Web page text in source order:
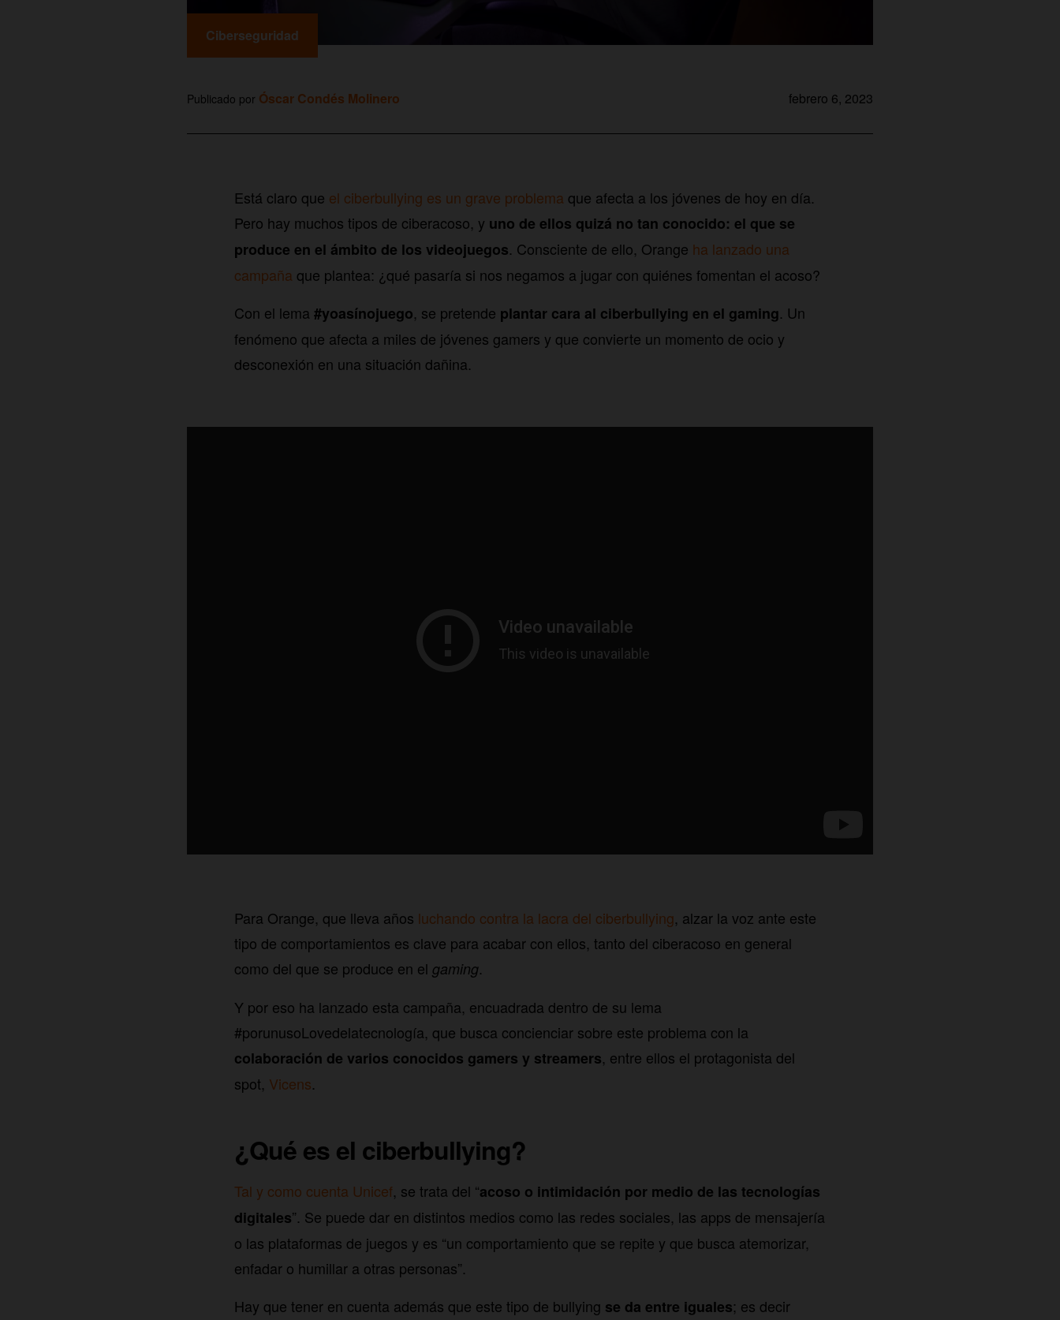
Ciberseguridad
Publicado por Óscar Condés Molinero febrero 6, 2023
Está claro que el ciberbullying es un grave problema que afecta a los jóvenes de hoy en día.
Pero hay muchos tipos de ciberacoso, y uno de ellos quizá no tan conocido: el que se
produce en el ámbito de los videojuegos. Consciente de ello, Orange ha lanzado una
campaña que plantea: ¿qué pasaría si nos negamos a jugar con quiénes fomentan el acoso?
Con el lema #yoasínojuego, se pretende plantar cara al ciberbullying en el gaming. Un
fenómeno que afecta a miles de jóvenes gamers y que convierte un momento de ocio y
desconexión en una situación dañina.
Para Orange, que lleva años luchando contra la lacra del ciberbullying, alzar la voz ante este
tipo de comportamientos es clave para acabar con ellos, tanto del ciberacoso en general
como del que se produce en el gaming.
Y por eso ha lanzado esta campaña, encuadrada dentro de su lema
#porunusoLovedelatecnología, que busca concienciar sobre este problema con la
colaboración de varios conocidos gamers y streamers, entre ellos el protagonista del
spot, Vicens.
¿Qué es el ciberbullying?
Tal y como cuenta Unicef, se trata del “acoso o intimidación por medio de las tecnologías
digitales”. Se puede dar en distintos medios como las redes sociales, las apps de mensajería
o las plataformas de juegos y es “un comportamiento que se repite y que busca atemorizar,
enfadar o humillar a otras personas”.
Hay que tener en cuenta además que este tipo de bullying se da entre iguales; es decir